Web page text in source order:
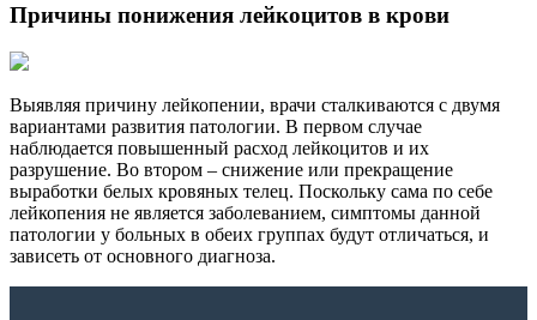
Причины понижения лейкоцитов в крови
Выявляя причину лейкопении, врачи сталкиваются с двумя
вариантами развития патологии. В первом случае
наблюдается повышенный расход лейкоцитов и их
разрушение. Во втором – снижение или прекращение
выработки белых кровяных телец. Поскольку сама по себе
лейкопения не является заболеванием, симптомы данной
патологии у больных в обеих группах будут отличаться, и
зависеть от основного диагноза.